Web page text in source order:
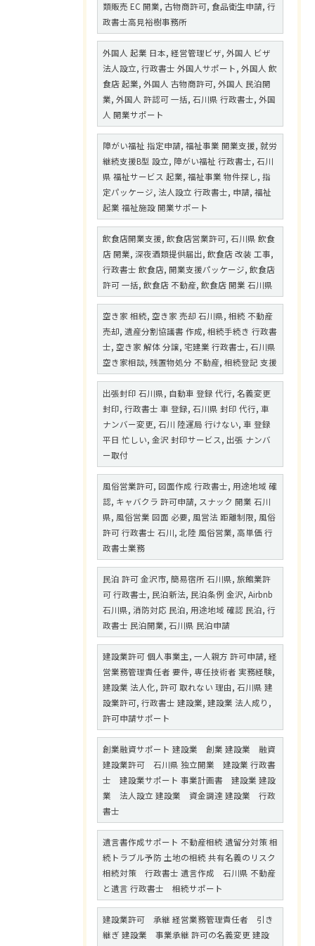
類販売 EC 開業, 古物商許可, 食品衛生申請, 行
政書士高見裕樹事務所
外国人 起業 日本, 経営管理ビザ, 外国人 ビザ
法人設立, 行政書士 外国人サポート, 外国人 飲
食店 起業, 外国人 古物商許可, 外国人 民泊開
業, 外国人 許認可 一括, 石川県 行政書士, 外国
人 開業サポート
障がい福祉 指定申請, 福祉事業 開業支援, 就労
継続支援B型 設立, 障がい福祉 行政書士, 石川
県 福祉サービス 起業, 福祉事業 物件探し, 指
定パッケージ, 法人設立 行政書士, 申請, 福祉
起業 福祉施設 開業サポート
飲食店開業支援, 飲食店営業許可, 石川県 飲食
店 開業, 深夜酒類提供届出, 飲食店 改装 工事,
行政書士 飲食店, 開業支援パッケージ, 飲食店
許可 一括, 飲食店 不動産, 飲食店 開業 石川県
空き家 相続, 空き家 売却 石川県, 相続 不動産
売却, 遺産分割協議書 作成, 相続手続き 行政書
士, 空き家 解体 分譲, 宅建業 行政書士, 石川県
空き家相談, 残置物処分 不動産, 相続登記 支援
出張封印 石川県, 自動車 登録 代行, 名義変更
封印, 行政書士 車 登録, 石川県 封印 代行, 車
ナンバー変更, 石川 陸運局 行けない, 車 登録
平日 忙しい, 金沢 封印サービス, 出張 ナンバ
ー取付
風俗営業許可, 図面作成 行政書士, 用途地域 確
認, キャバクラ 許可申請, スナック 開業 石川
県, 風俗営業 図面 必要, 風営法 距離制限, 風俗
許可 行政書士 石川, 北陸 風俗営業, 高単価 行
政書士業務
民泊 許可 金沢市, 簡易宿所 石川県, 旅館業許
可 行政書士, 民泊新法, 民泊条例 金沢, Airbnb
石川県, 消防対応 民泊, 用途地域 確認 民泊, 行
政書士 民泊開業, 石川県 民泊申請
建設業許可 個人事業主, 一人親方 許可申請, 経
営業務管理責任者 要件, 専任技術者 実務経験,
建設業 法人化, 許可 取れない 理由, 石川県 建
設業許可, 行政書士 建設業, 建設業 法人成り,
許可申請サポート
創業融資サポート 建設業 創業 建設業 融資
建設業許可 石川県 独立開業 建設業 行政書
士 建設業サポート 事業計画書 建設業 建設
業 法人設立 建設業 資金調達 建設業 行政
書士
遺言書作成サポート 不動産相続 遺留分対策 相
続トラブル予防 土地の相続 共有名義のリスク
相続対策 行政書士 遺言作成 石川県 不動産
と遺言 行政書士 相続サポート
建設業許可 承継 経営業務管理責任者 引き
継ぎ 建設業 事業承継 許可の名義変更 建設